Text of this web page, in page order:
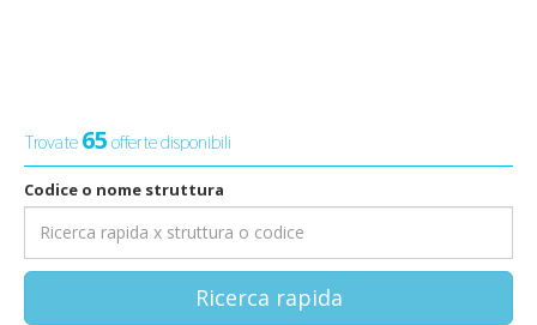
Trovate65offerte disponibili
Codice o nome struttura
Ricerca rapida